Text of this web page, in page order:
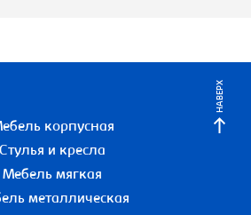
НАВЕРХ
корпусная
Стулья и кресла
Мебель мягкая
металлическая